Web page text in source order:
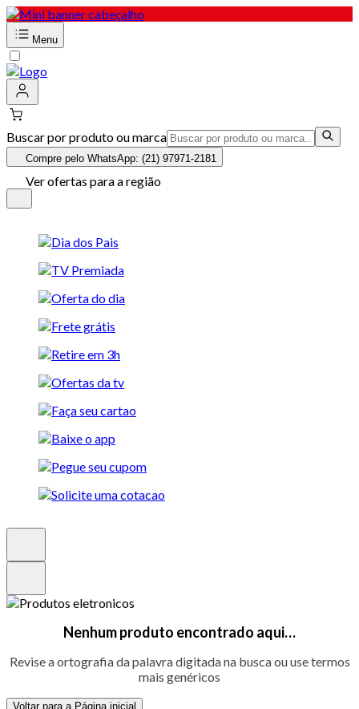
Menu
Buscar por produto ou marca
Compre pelo WhatsApp: (21) 97971-2181
Ver ofertas para a região
Nenhum produto encontrado aqui…
Revise a ortografia da palavra digitada na busca ou use termos
mais genéricos
Voltar para a Página inicial